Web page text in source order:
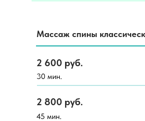
Массаж спины
30 мин.
45 мин.
2 600 руб.
2 800 руб.